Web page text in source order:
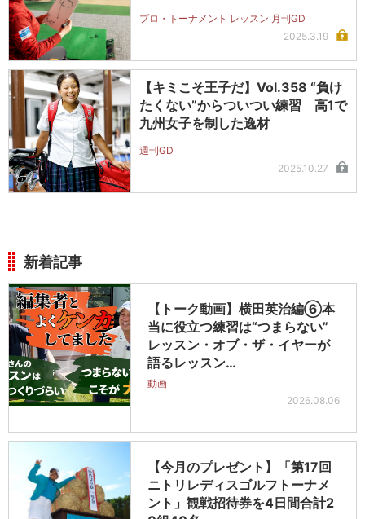
プロ・トーナメント レッスン 月刊GD
2025.3.19
【キミこそ王子だ】Vol.358 “負け
たくない”からついつい練習 高1で
九州女子を制した逸材
週刊GD
2025.10.27
新着記事
【トーク動画】横田英治編⑥本
当に役立つ練習は“つまらない”
レッスン・オブ・ザ・イヤーが
語るレッスン…
動画
2026.08.06
【今月のプレゼント】「第17回
ニトリレディスゴルフトーナメ
ント」観戦招待券を4日間合計2